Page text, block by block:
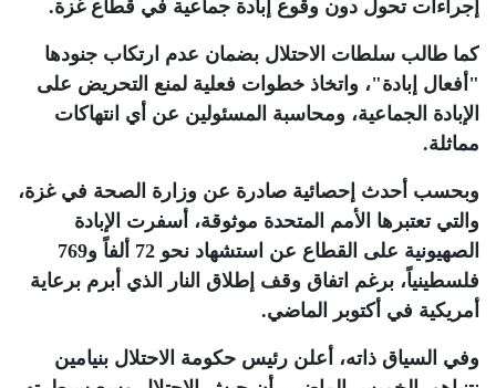
إجراءات تحول دون وقوع إبادة جماعية في قطاع غزة.
كما طالب سلطات الاحتلال بضمان عدم ارتكاب جنودها
"أفعال إبادة"، واتخاذ خطوات فعلية لمنع التحريض على
الإبادة الجماعية، ومحاسبة المسئولين عن أي انتهاكات
مماثلة.
وبحسب أحدث إحصائية صادرة عن وزارة الصحة في غزة،
والتي تعتبرها الأمم المتحدة موثوقة، أسفرت الإبادة
الصهيونية على القطاع عن استشهاد نحو 72 ألفاً و769
فلسطينياً، برغم اتفاق وقف إطلاق النار الذي أبرم برعاية
أمريكية في أكتوبر الماضي.
وفي السياق ذاته، أعلن رئيس حكومة الاحتلال بنيامين